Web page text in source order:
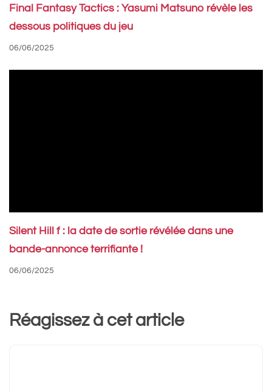
Final Fantasy Tactics : Yasumi Matsuno révèle les
dessous politiques du jeu
06/06/2025
Silent Hill f : la date de sortie révélée dans une
bande-annonce terrifiante !
06/06/2025
Réagissez à cet article